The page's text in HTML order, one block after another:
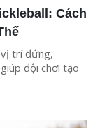
Cách
vị trí đứng,
đội chơi tạo